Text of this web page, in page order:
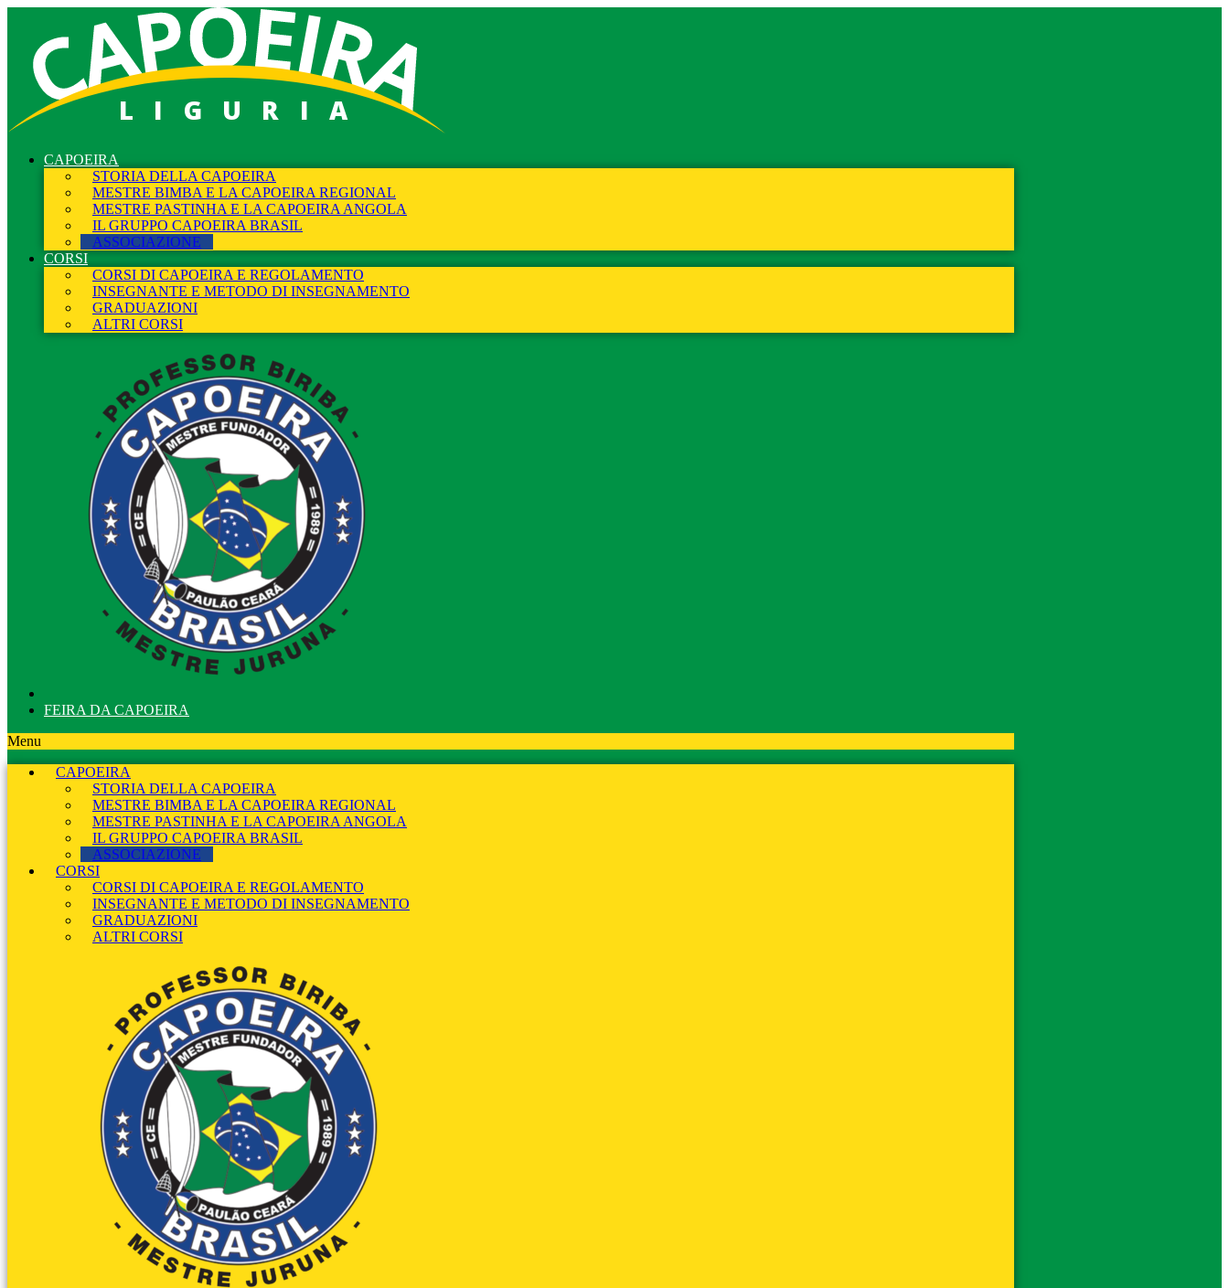
LIGURIA
CAPOEIRA
STORIA DELLA CAPOEIRA
MESTRE BIMBA E LA CAPOEIRA REGIONAL
MESTRE PASTINHA E LA CAPOEIRA ANGOLA
IL GRUPPO CAPOEIRA BRASIL
ASSOCIAZIONE
CORSI
CORSI DI CAPOEIRA E REGOLAMENTO
INSEGNANTE E METODO DI INSEGNAMENTO
GRADUAZIONI
ALTRI CORSI
FEIRA DA CAPOEIRA
Menu
CAPOEIRA
STORIA DELLA CAPOEIRA
MESTRE BIMBA E LA CAPOEIRA REGIONAL
MESTRE PASTINHA E LA CAPOEIRA ANGOLA
IL GRUPPO CAPOEIRA BRASIL
ASSOCIAZIONE
CORSI
CORSI DI CAPOEIRA E REGOLAMENTO
INSEGNANTE E METODO DI INSEGNAMENTO
GRADUAZIONI
ALTRI CORSI